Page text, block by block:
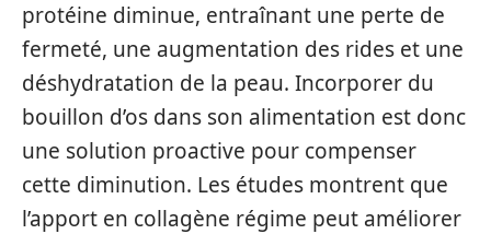
protéine diminue, entraînant une perte de
fermeté, une augmentation des rides et une
déshydratation de la peau. Incorporer du
bouillon d’os dans son alimentation est donc
une solution proactive pour compenser
cette diminution. Les études montrent que
l’apport en collagène régime peut améliorer